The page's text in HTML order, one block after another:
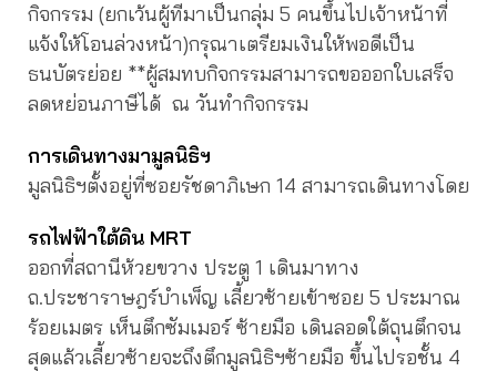
กิจกรรม (ยกเว้นผู้ทีมาเป็นกลุ่ม 5 คนขึ้นไปเจ้าหน้าที่
แจ้งให้โอนล่วงหน้า)กรุณาเตรียมเงินให้พอดีเป็น
ธนบัตรย่อย **ผู้สมทบกิจกรรมสามารถขอออกใบเสร็จ
ลดหย่อนภาษีได้ ณ วันทำกิจกรรม
การเดินทางมามูลนิธิฯ
มูลนิธิฯตั้งอยู่ที่ซอยรัชดาภิเษก 14 สามารถเดินทางโดย
รถไฟฟ้าใต้ดิน MRT
ออกที่สถานีห้วยขวาง ประตู 1 เดินมาทาง
ถ.ประชาราษฎร์บำเพ็ญ เลี้ยวซ้ายเข้าซอย 5 ประมาณ
ร้อยเมตร เห็นตึกซัมเมอร์ ซ้ายมือ เดินลอดใต้ถุนตึกจน
สุดแล้วเลี้ยวซ้ายจะถึงตึกมูลนิธิฯซ้ายมือ ขึ้นไปรอชั้น 4